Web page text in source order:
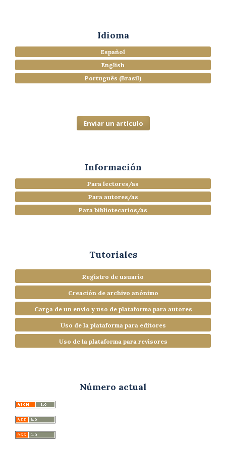
Idioma
Español
English
Português (Brasil)
Enviar un artículo
Información
Para lectores/as
Para autores/as
Para bibliotecarios/as
Tutoriales
Registro de usuario
Creación de archivo anónimo
Carga de un envío y uso de plataforma para autores
Uso de la plataforma para editores
Uso de la plataforma para revisores
Número actual